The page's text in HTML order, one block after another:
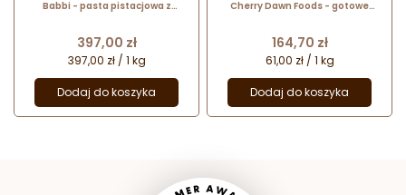
Babbi - pasta pistacjowa z
12372
Cena
397,00 zł
397,00 zł / 1 kg
Dodaj do koszyka
Cherry Dawn Foods - gotowe
wiśnia
Cena
164,70 zł
61,00 zł / 1 kg
Dodaj do koszyka